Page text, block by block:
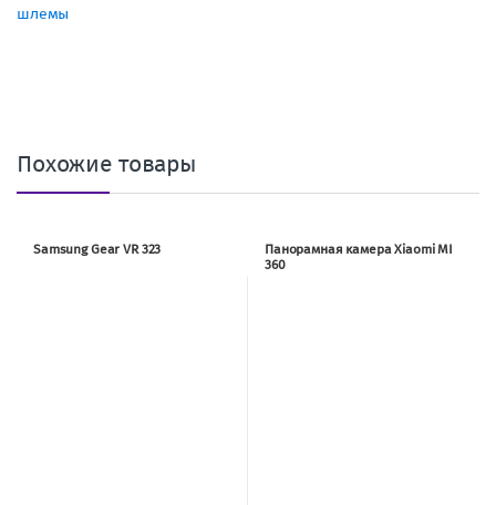
шлемы
Похожие товары
Samsung Gear VR 323
Панорамная камера Xiaomi MI
360